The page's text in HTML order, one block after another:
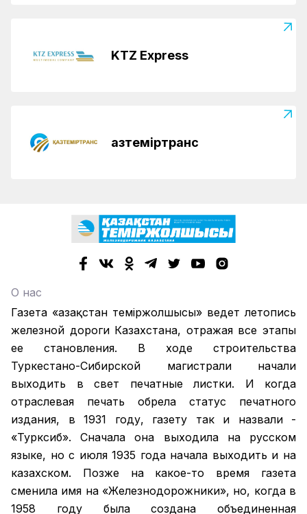
KTZ Express
Қазтеміртранс
О нас
Газета «Қазақстан теміржолшысы» ведет летопись
железной дороги Казахстана, отражая все этапы
ее становления. В ходе строительства
Туркестано-Сибирской магистрали начали
выходить в свет печатные листки. И когда
отраслевая печать обрела статус печатного
издания, в 1931 году, газету так и назвали -
«Турксиб». Сначала она выходила на русском
языке, но с июля 1935 года начала выходить и на
казахском. Позже на какое-то время газета
сменила имя на «Железнодорожники», но, когда в
1958 году была создана объединенная